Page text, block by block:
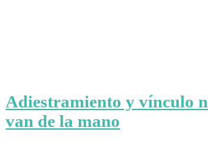
Adiestramiento y vínculo
van de la mano